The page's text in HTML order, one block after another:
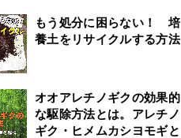
もう処分に困らない！ 培
養土をリサイクルする方法
オオアレチノギクの効果的
な駆除方法とは。アレチノ
ギク・ヒメムカシヨモギと